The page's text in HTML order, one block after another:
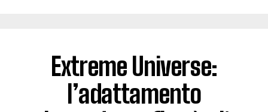
Extreme Universe:
l’adattamento